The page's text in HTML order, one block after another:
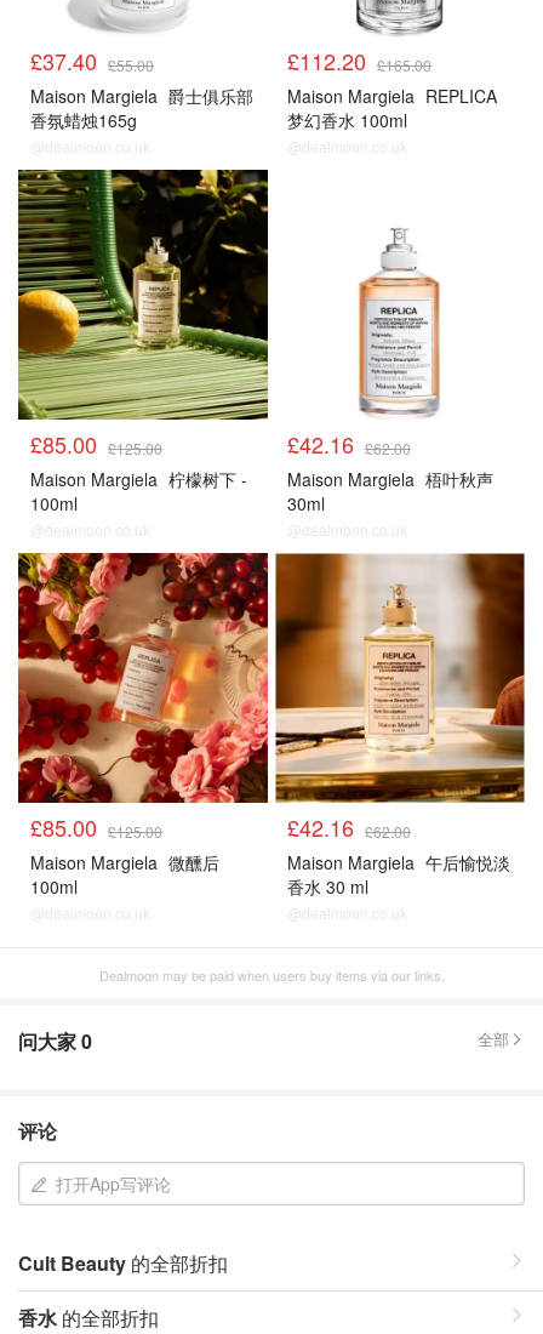
£37.40 £55.00
Maison Margiela 爵士俱乐部
香氛蜡烛165g
@dealmoon.co.uk
£112.20 £165.00
Maison Margiela REPLICA
梦幻香水 100ml
@dealmoon.co.uk
热门
£85.00 £125.00
Maison Margiela 柠檬树下 -
100ml
@dealmoon.co.uk
£42.16 £62.00
Maison Margiela 梧叶秋声
30ml
@dealmoon.co.uk
热门
£85.00 £125.00
Maison Margiela 微醺后
100ml
@dealmoon.co.uk
£42.16 £62.00
Maison Margiela 午后愉悦淡
香水 30 ml
@dealmoon.co.uk
Dealmoon may be paid when users buy items via our links.
问大家0 全部
评论
打开App写评论
Cult Beauty 的全部折扣
香水 的全部折扣